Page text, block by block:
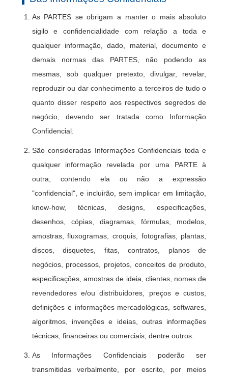
As PARTES se obrigam a manter o mais absoluto
sigilo e confidencialidade com relação a toda e
qualquer informação, dado, material, documento e
demais normas das PARTES, não podendo as
mesmas, sob qualquer pretexto, divulgar, revelar,
reproduzir ou dar conhecimento a terceiros de tudo o
quanto disser respeito aos respectivos segredos de
negócio, devendo ser tratada como Informação
Confidencial.
São consideradas Informações Confidenciais toda e
qualquer informação revelada por uma PARTE à
outra, contendo ela ou não a expressão
"confidencial", e incluirão, sem implicar em limitação,
know-how, técnicas, designs, especificações,
desenhos, cópias, diagramas, fórmulas, modelos,
amostras, fluxogramas, croquis, fotografias, plantas,
discos, disquetes, fitas, contratos, planos de
negócios, processos, projetos, conceitos de produto,
especificações, amostras de ideia, clientes, nomes de
revendedores e/ou distribuidores, preços e custos,
definições e informações mercadológicas, softwares,
algoritmos, invenções e ideias, outras informações
técnicas, financeiras ou comerciais, dentre outros.
As Informações Confidenciais poderão ser
transmitidas verbalmente, por escrito, por meios